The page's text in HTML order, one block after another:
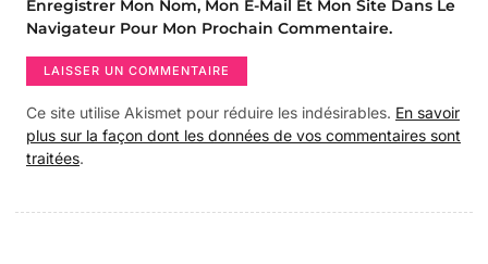
Enregistrer Mon Nom, Mon E-Mail Et Mon Site Dans Le
Navigateur Pour Mon Prochain Commentaire.
Ce site utilise Akismet pour réduire les indésirables. En savoir
plus sur la façon dont les données de vos commentaires sont
traitées.